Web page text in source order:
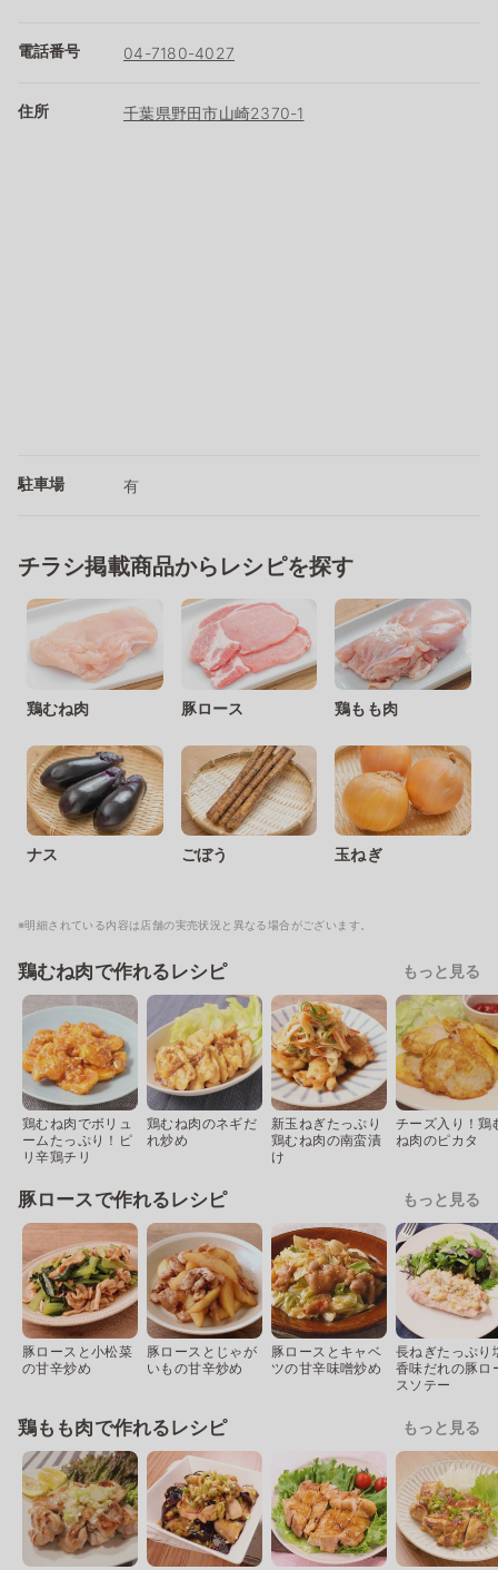
電話番号 04-7180-4027
住所 千葉県野田市山崎2370-1
駐車場 有
チラシ掲載商品からレシピを探す
鶏むね肉 豚ロース 鶏もも肉
ナス ごぼう 玉ねぎ
※明細されている内容は店舗の実売状況と異なる場合がございます。
鶏むね肉で作れるレシピ もっと見る
鶏むね肉でボリュ
ームたっぷり！ピ
リ辛鶏チリ
鶏むね肉のネギだ
れ炒め
新玉ねぎたっぷり
鶏むね肉の南蛮漬
け
チーズ入り！鶏
ね肉のピカタ
豚ロースで作れるレシピ もっと見る
豚ロースと小松菜
の甘辛炒め
豚ロースとじゃが
いもの甘辛炒め
豚ロースとキャベ
ツの甘辛味噌炒め
長ねぎたっぷり
香味だれの豚ロ
スソテー
鶏もも肉で作れるレシピ もっと見る